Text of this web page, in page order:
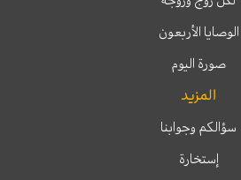
الوصايا الأربعون
صورة اليوم
المزيد
سؤالكم وجوابنا
إستخارة